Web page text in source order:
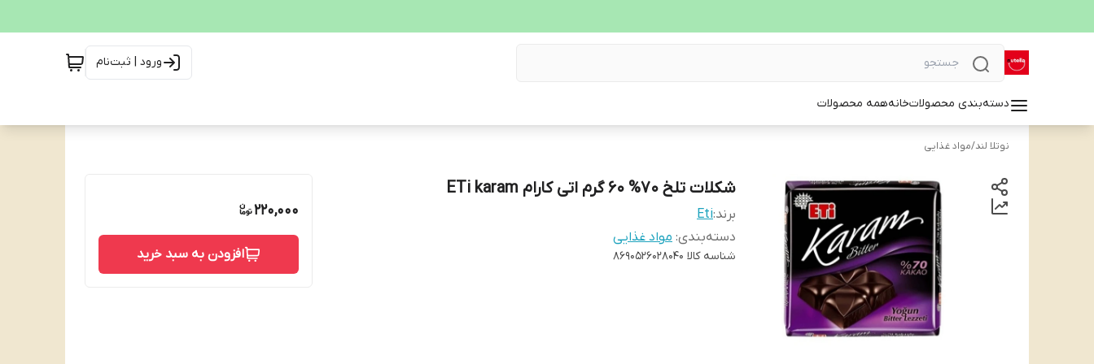
ورود | ثبت‌نام
دسته‌بندی محصولاتخانههمه محصولات
نوتلا لند/مواد غذایی
شکلات تلخ 70% 60 گرم اتی کارام ETi karam
برند:Eti
دسته‌بندی: مواد غذایی
شناسه کالا 8690526028040
220,000
افزودن به سبد خرید